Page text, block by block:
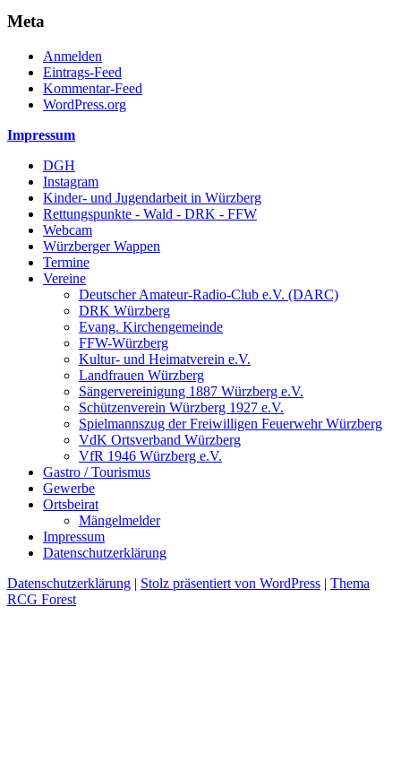
Meta
Anmelden
Eintrags-Feed
Kommentar-Feed
WordPress.org
Impressum
DGH
Instagram
Kinder- und Jugendarbeit in Würzberg
Rettungspunkte - Wald - DRK - FFW
Webcam
Würzberger Wappen
Termine
Vereine
Deutscher Amateur-Radio-Club e.V. (DARC)
DRK Würzberg
Evang. Kirchengemeinde
FFW-Würzberg
Kultur- und Heimatverein e.V.
Landfrauen Würzberg
Sängervereinigung 1887 Würzberg e.V.
Schützenverein Würzberg 1927 e.V.
Spielmannszug der Freiwilligen Feuerwehr Würzberg
VdK Ortsverband Würzberg
VfR 1946 Würzberg e.V.
Gastro / Tourismus
Gewerbe
Ortsbeirat
Mängelmelder
Impressum
Datenschutzerklärung
Datenschutzerklärung | Stolz präsentiert von WordPress | Thema
RCG Forest